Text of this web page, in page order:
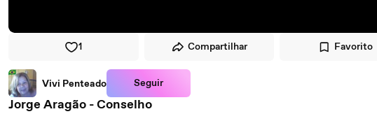
1 Compartilhar Favorito
Vivi Penteado Seguir
Jorge Aragão - Conselho